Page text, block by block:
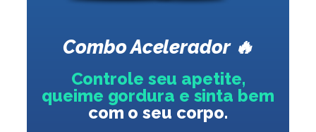
Combo Acelerador 🔥
Controle seu apetite,
queime gordura e sinta bem
com o seu corpo.